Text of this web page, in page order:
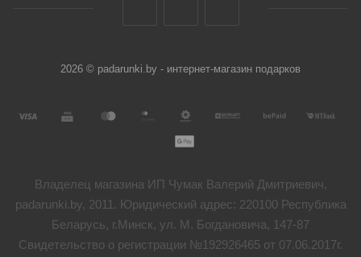
2026 © padarunki.by - интернет-магазин подарков
Владелец магазина ИП Чумак Валерий Дмитриевич,
padarunki.by, 2011. Юридический адрес: 220100 Республика
Беларусь, г.Минск, ул. М. Богдановича, 147-87
Свидетельство о регистрации №192926465 от 07.06.2017г.